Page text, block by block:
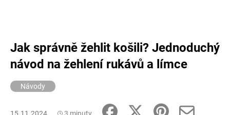
Jak správně žehlit košili? Jednoduchý
návod na žehlení rukávů a límce
Návody